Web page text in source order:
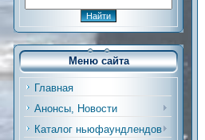
Меню сайта
Главная
Анонсы, Новости
Каталог ньюфаундлендов